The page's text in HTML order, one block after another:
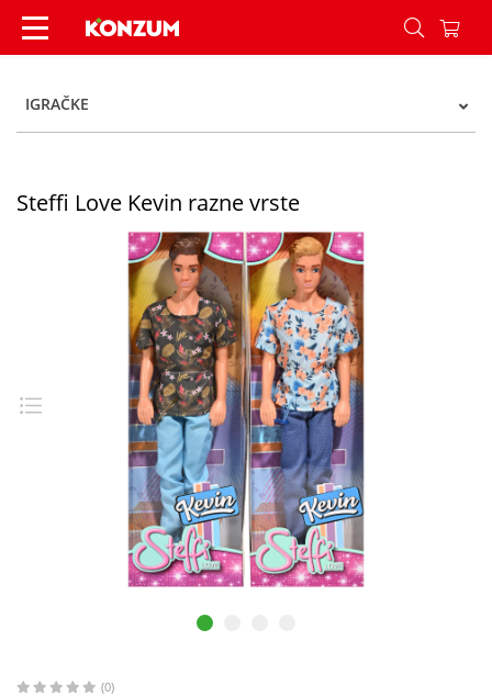
Steffi Love Kevin razne vrste - Konzum
IGRAČKE
Steffi Love Kevin razne vrste
(0)